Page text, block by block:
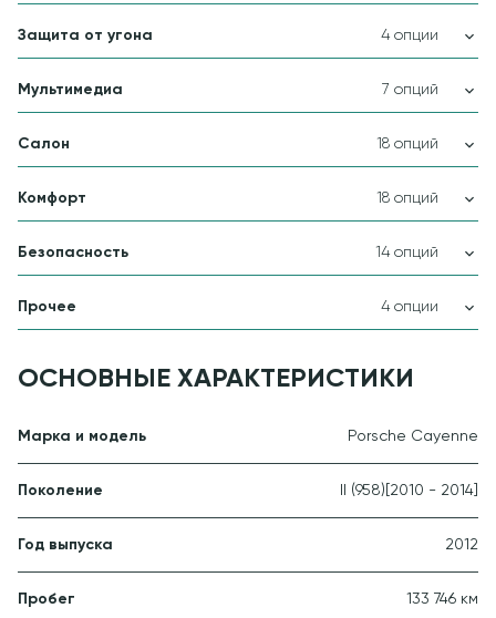
Защита от угона 4 опции
Мультимедиа 7 опций
Салон 18 опций
Комфорт 18 опций
Безопасность 14 опций
Прочее 4 опции
ОСНОВНЫЕ ХАРАКТЕРИСТИКИ
Марка и модель Porsche Cayenne
Поколение II (958) [2010 - 2014]
Год выпуска 2012
Пробег 133 746 км